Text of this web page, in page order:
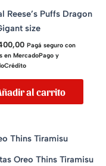
Reese’s Puffs Dragon
size
Pagá seguro con
en MercadoPago y
al carrito
Oreo Thins Tiramisu